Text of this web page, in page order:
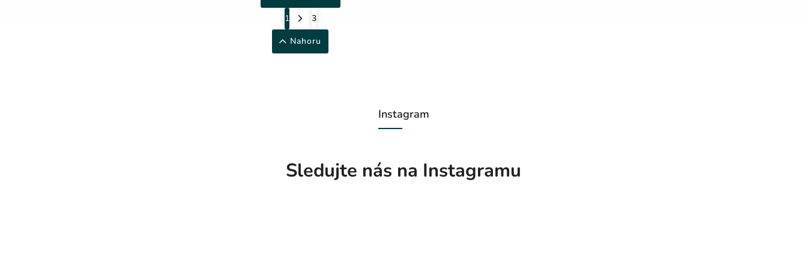
1
3
Nahoru
Instagram
Sledujte nás na Instagramu